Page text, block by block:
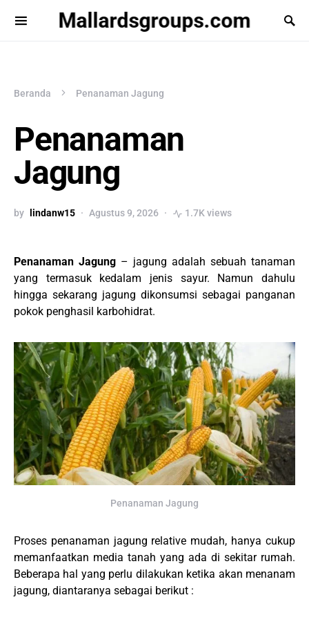
Mallardsgroups.com
Beranda Penanaman Jagung
Penanaman
Jagung
by lindanw15 Agustus 9, 2026 1.7K views
Penanaman Jagung – jagung adalah sebuah tanaman
yang termasuk kedalam jenis sayur. Namun dahulu
hingga sekarang jagung dikonsumsi sebagai panganan
pokok penghasil karbohidrat.
Penanaman Jagung
Proses penanaman jagung relative mudah, hanya cukup
memanfaatkan media tanah yang ada di sekitar rumah.
Beberapa hal yang perlu dilakukan ketika akan menanam
jagung, diantaranya sebagai berikut :